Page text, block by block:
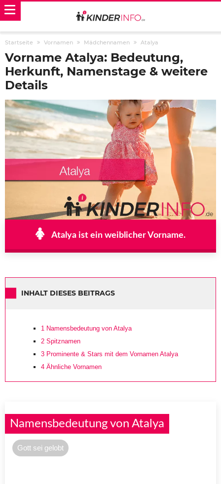
Startseite Vornamen Mädchennamen Atalya
Vorname Atalya: Bedeutung,
Herkunft, Namenstage & weitere
Details
Atalya ist ein weiblicher Vorname.
INHALT DIESES BEITRAGS
1 Namensbedeutung von Atalya
2 Spitznamen
3 Prominente & Stars mit dem Vornamen Atalya
4 Ähnliche Vornamen
Namensbedeutung von Atalya
Gott sei gelobt